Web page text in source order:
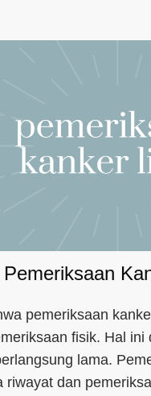
Pemeriksaan
pemeriksaan
fisik. Hal
lama.
riwayat dan